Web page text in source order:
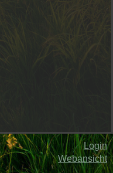
Login
Webansicht